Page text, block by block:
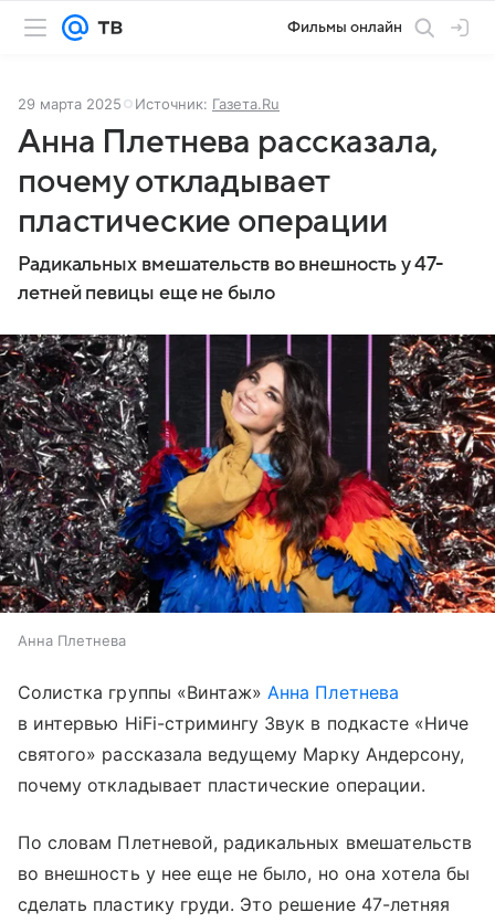
Фильмы онлайн
29 марта 2025 Источник: Газета.Ru
Анна Плетнева рассказала,
почему откладывает
пластические операции
Радикальных вмешательств во внешность у 47-
летней певицы еще не было
Анна Плетнева
Солистка группы «Винтаж»Анна Плетнева
в интервью HiFi-стримингу Звук в подкасте «Ниче
святого» рассказала ведущему Марку Андерсону,
почему откладывает пластические операции.
По словам Плетневой, радикальных вмешательств
во внешность у нее еще не было, но она хотела бы
сделать пластику груди. Это решение 47-летняя